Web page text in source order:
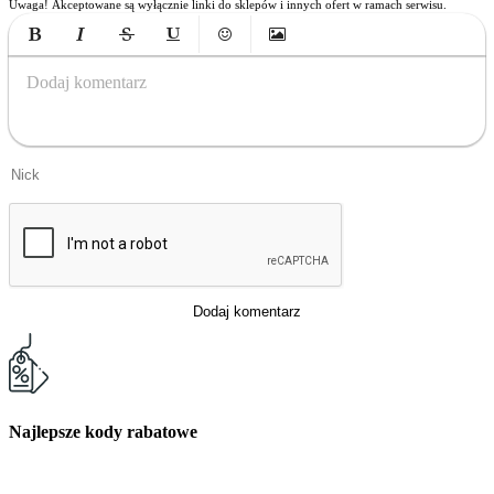
Uwaga! Akceptowane są wyłącznie linki do sklepów i innych ofert w ramach serwisu.
Bold Italic Strikethrough
UnderlineEmoticonsInsert Image
Dodaj komentarz
Dodaj komentarz
Najlepsze kody rabatowe